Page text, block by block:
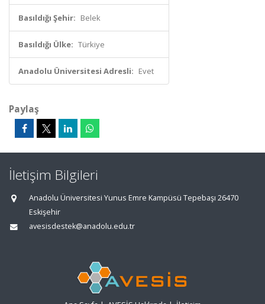
Basıldığı Şehir: Belek
Basıldığı Ülke: Türkiye
Anadolu Üniversitesi Adresli: Evet
Paylaş
İletişim Bilgileri
Anadolu Üniversitesi Yunus Emre Kampüsü Tepebaşı 26470
Eskişehir
avesisdestek@anadolu.edu.tr